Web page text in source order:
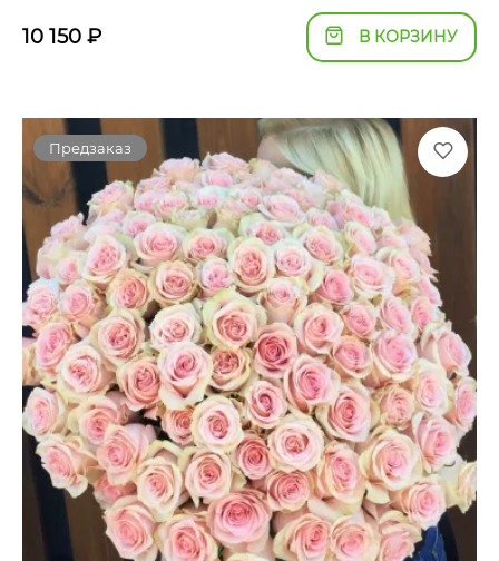
10 150 ₽ В КОРЗИНУ
Предзаказ